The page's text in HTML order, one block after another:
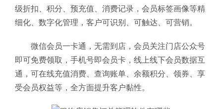
级折扣、积分、预充值、消费记录，会员标签画像等精
细化、数字化管理，客户可识别、可触达、可营销。
微信会员一卡通，无需到店，会员关注门店公众号
即可免费领取，手机号即会员卡，线上线下会员数据互
通，可在线充值消费、查询账单、余额积分、领券、享
受会员权益等，全方面提升客户黏性。